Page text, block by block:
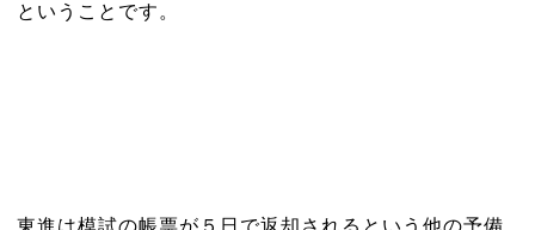
ということです。
東進は模試の帳票が５日で返却されるという他の予備